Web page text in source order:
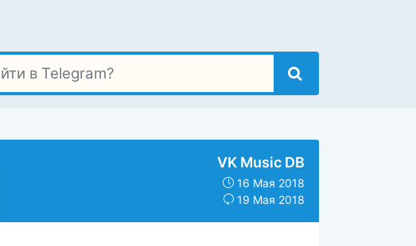
VK Music DB
16 Мая 2018
19 Мая 2018